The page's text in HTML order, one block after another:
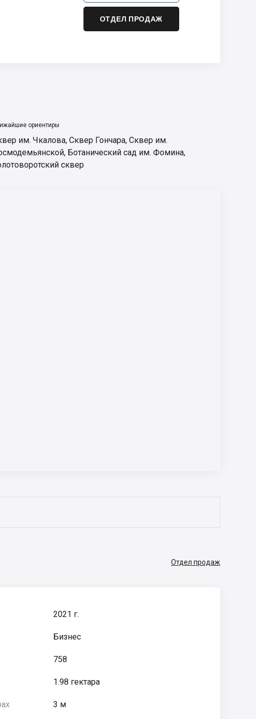
ОТДЕЛ ПРОДАЖ
ориентиры
им. Чкалова, Сквер Гончара, Сквер им.
, Ботанический сад им. Фомина,
сквер
Отдел продаж
2021 г.
Бизнес
758
1.98 гектара
3 м